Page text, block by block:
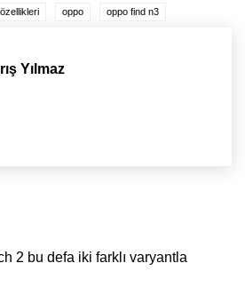
oppo oppo find n3
Yılmaz
2 bu defa iki farklı varyantla